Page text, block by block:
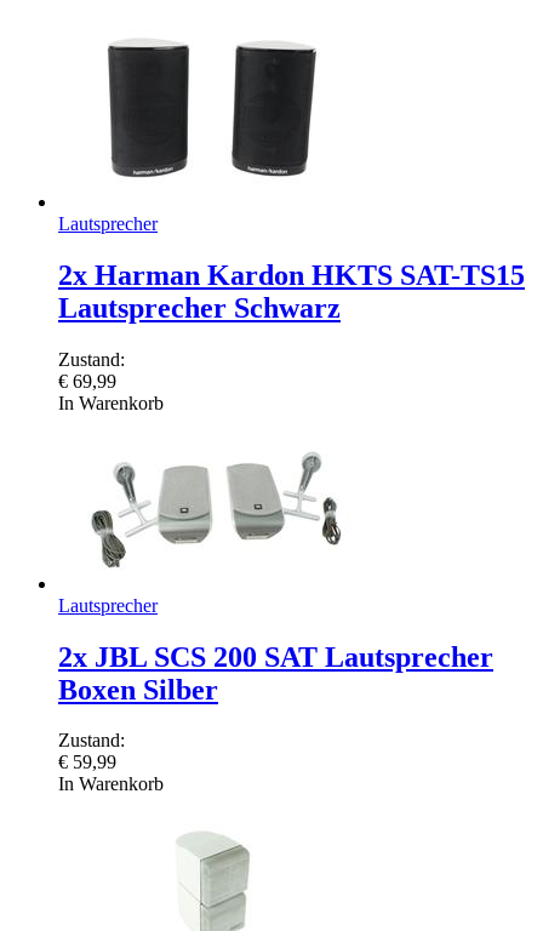
Lautsprecher
2x Harman Kardon HKTS SAT-TS15
Lautsprecher Schwarz
Zustand:
€ 69,99
In Warenkorb
Lautsprecher
2x JBL SCS 200 SAT Lautsprecher
Boxen Silber
Zustand:
€ 59,99
In Warenkorb